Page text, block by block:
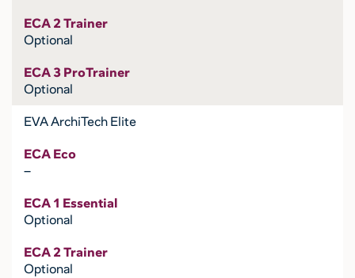
ECA 2 Trainer
Optional
ECA 3 ProTrainer
Optional
EVA ArchiTech Elite
ECA Eco
–
ECA 1 Essential
Optional
ECA 2 Trainer
Optional